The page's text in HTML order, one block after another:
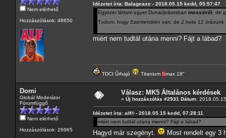
Nem elérhető
Hozzászólások: 48650
Idézetet írta: Balageaxe - 2018.05.15 kedd, 05:57:47
Egyszer láttam egyet Dunaújvárosban messziről , de
Tudom, hogy Szentendrén van, de 2 hete 12
miért nem tudtál utána menni? Fájt a lábad?
TDCI Űrhajó Titanium Smax 18"
Domi
Globál Moderátor
Fórumfüggő
Nem elérhető
Hozzászólások: 26965
Válasz: MK5 Általános kérdések
« Új hozzászólás #2931 Dátum:
Idézetet írta: alf® - 2018.05.15 kedd, 07:28:11
miért nem tudtál utána menni? Fájt a lábad?
Hagyd már szegényt. Most rendelt egy 3